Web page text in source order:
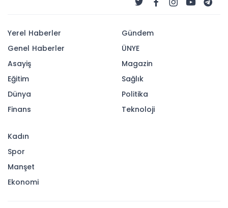
Yerel Haberler
Genel Haberler
Asayiş
Eğitim
Dünya
Finans
Gündem
ÜNYE
Magazin
Sağlık
Politika
Teknoloji
Kadın
Spor
Manşet
Ekonomi